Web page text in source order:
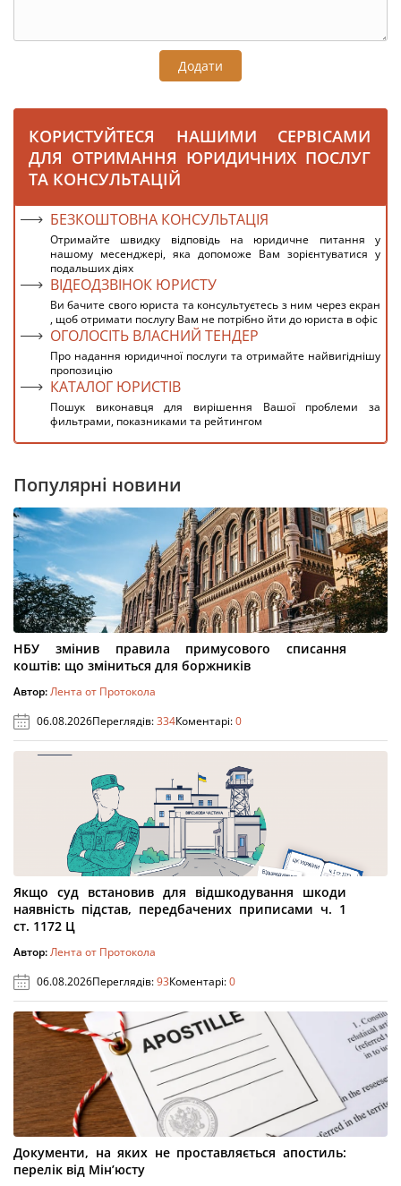
Додати
КОРИСТУЙТЕСЯ НАШИМИ СЕРВІСАМИ
ДЛЯ ОТРИМАННЯ ЮРИДИЧНИХ ПОСЛУГ
ТА КОНСУЛЬТАЦІЙ
БЕЗКОШТОВНА КОНСУЛЬТАЦІЯ
Отримайте швидку відповідь на юридичне питання у
нашому месенджері, яка допоможе Вам зорієнтуватися у
подальших діях
ВІДЕОДЗВІНОК ЮРИСТУ
Ви бачите свого юриста та консультуєтесь з ним через екран
, щоб отримати послугу Вам не потрібно йти до юриста в офіс
ОГОЛОСІТЬ ВЛАСНИЙ ТЕНДЕР
Про надання юридичної послуги та отримайте найвигіднішу
пропозицію
КАТАЛОГ ЮРИСТІВ
Пошук виконавця для вирішення Вашої проблеми за
фильтрами, показниками та рейтингом
Популярні новини
НБУ змінив правила примусового списання
коштів: що зміниться для боржників
Автор:Лента от Протокола
06.08.2026Переглядів:334Коментарі:0
Якщо суд встановив для відшкодування шкоди
наявність підстав, передбачених приписами ч. 1
ст. 1172 Ц
Автор:Лента от Протокола
06.08.2026Переглядів:93Коментарі:0
Документи, на яких не проставляється апостиль:
перелік від Мін’юсту